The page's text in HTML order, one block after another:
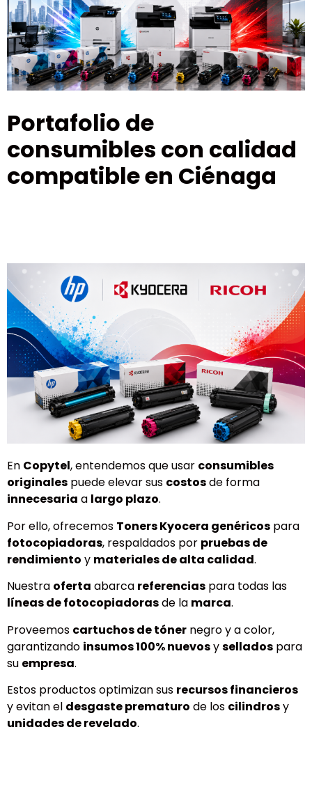
Portafolio de
consumibles con calidad
compatible en Ciénaga
En Copytel, entendemos que usar consumibles
originales puede elevar sus costosde forma
innecesaria a largo plazo.
Por ello, ofrecemos Toners Kyocera genéricos para
fotocopiadoras, respaldados por pruebas de
rendimiento y materiales de alta calidad.
Nuestra oferta abarca referencias para todas las
líneas de fotocopiadorasde la marca.
Proveemos cartuchos de tóner negro y a color,
garantizando insumos 100% nuevosysellados para
su empresa.
Estos productos optimizan sus recursos financieros
y evitan el desgaste prematuro de los cilindrosy
unidades de revelado.